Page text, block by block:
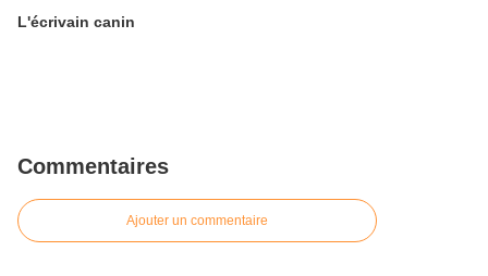
L'écrivain canin
Commentaires
Ajouter un commentaire